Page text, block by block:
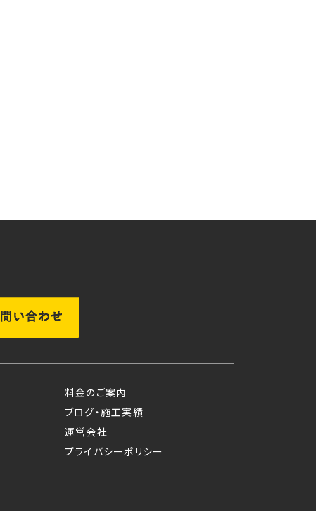
料金のご案内
ブログ・施工実績
運営会社
プライバシーポリシー